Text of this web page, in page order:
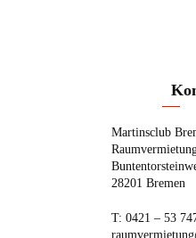
Mar­tins­club
28201 Bremen
T: 0421 – 53